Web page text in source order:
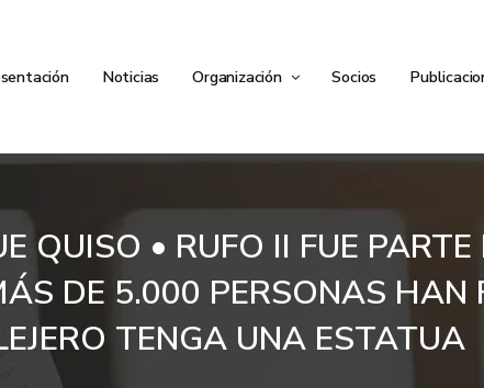
Noticias Organización Socios
QUISO • RUFO II FUE
DE 5.000 PERSONAS HAN
TENGA UNA ESTATUA